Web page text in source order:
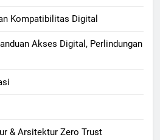
Kompatibilitas Digital
Akses Digital, Perlindungan
& Arsitektur Zero Trust